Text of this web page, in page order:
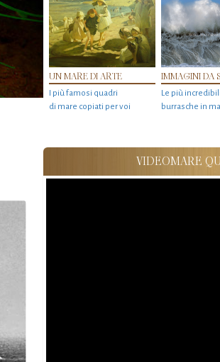
UN MARE DI ARTE
I più famosi quadri
di mare copiati per voi
IMMAGINI DA
Le più incredibili
burrasche in
VIDEOMARE